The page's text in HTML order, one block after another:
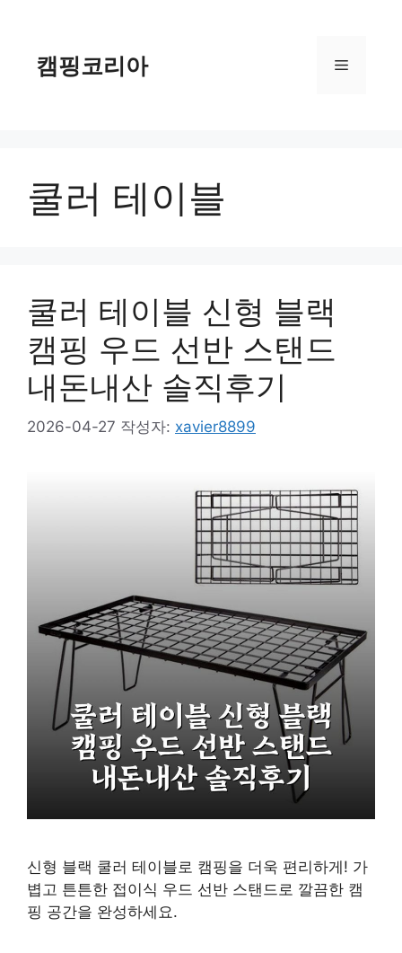
캠핑코리아 메
쿨러 테이블
쿨러 테이블 신형 블랙
캠핑 우드 선반 스탠드
내돈내산 솔직후기
2026-04-27 작성자: xavier8899
신형 블랙 쿨러 테이블로 캠핑을 더욱 편리하게! 가
볍고 튼튼한 접이식 우드 선반 스탠드로 깔끔한 캠
핑 공간을 완성하세요.